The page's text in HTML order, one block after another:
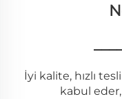
İyi kalite, hızlı
kabul